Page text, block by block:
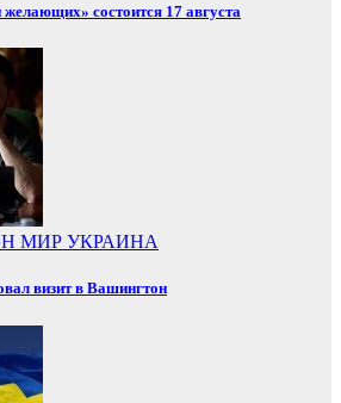
состоится 17 августа
МИР УКРАИНА
визит в Вашингтон